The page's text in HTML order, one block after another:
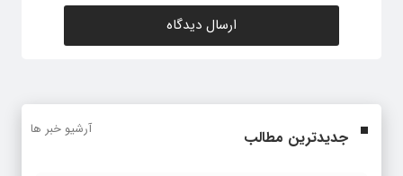
جدیدترین مطالب آرشیو خبر ها